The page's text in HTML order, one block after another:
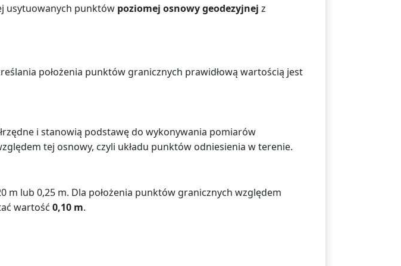
usytuowanych punktów poziomej osnowy geodezyjnej z
położenia punktów granicznych prawidłową wartością jest
i stanowią podstawę do wykonywania pomiarów
tej osnowy, czyli układu punktów odniesienia w terenie.
m lub 0,25 m. Dla położenia punktów granicznych względem
wartość 0,10 m.